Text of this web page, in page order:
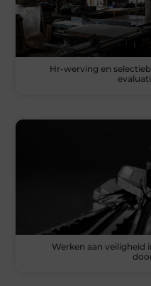
Hr-werving en
Werken aan